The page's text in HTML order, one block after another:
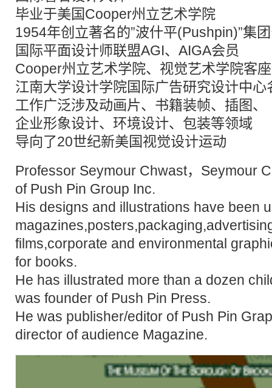
毕业于美国Cooper州立艺术学院
1954年创立著名的”波什平(Pushpin)”集
国际平面设计师联盟AGI、AIGA会员
Cooper州立艺术学院、视觉艺术学院客
江南大学设计学院国际广告研究设计中心
工作广泛涉及动画片、书籍装帧、插图、
企业形象设计、环境设计、包装等领域
导向了20世纪新美国视觉设计运动
Professor Seymour Chwast，Seymour
of Push Pin Group Inc.
His designs and illustrations have been
films,corporate and environmental
for books.
He has illustrated more than a dozen
was founder of Push Pin Press.
He was publisher/editor of Push Pin
director of audience Magazine.